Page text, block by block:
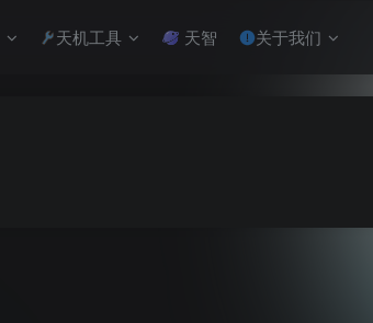
天机工具 天智 关于我们